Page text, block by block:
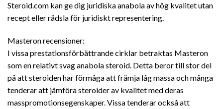
Steroid.com kan ge dig juridiska anabola av hög kvalitet utan
recept eller rädsla för juridiskt representering.
Masteron recensioner:
I vissa prestationsförbättrande cirklar betraktas Masteron
som en relativt svag anabola steroid. Detta beror till stor del
på att steroiden har förmåga att främja låg massa och många
tenderar att jämföra steroider av kvalitet med deras
masspromotionsegenskaper. Vissa tenderar också att